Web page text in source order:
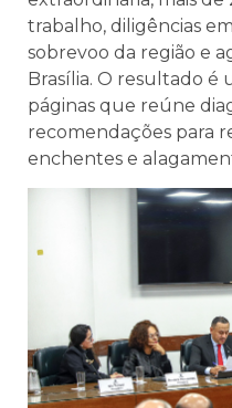
trabalho, diligências
sobrevoo da região e
Brasília. O resultado
páginas que reúne
recomendações para
enchentes e